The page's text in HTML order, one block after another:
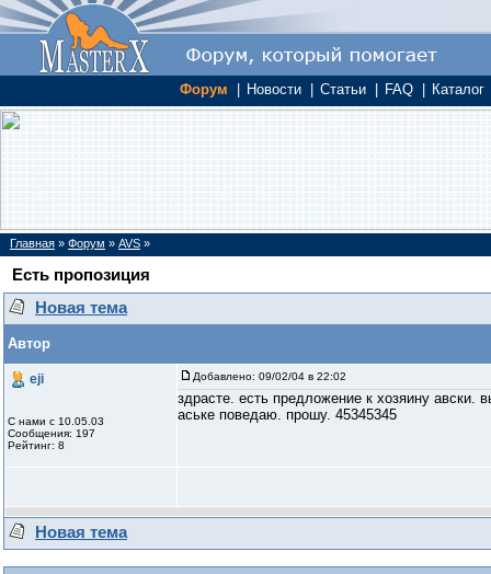
Форум Новости Статьи FAQ Каталог
Главная » Форум » AVS »
Есть пропозиция
Новая тема
Автор
eji
С нами с 10.05.03
Сообщения: 197
Рейтинг: 8
Добавлено: 09/02/04 в 22:02
здрасте. есть предложение к хозяину авски.
аське поведаю. прошу. 45345345
Новая тема